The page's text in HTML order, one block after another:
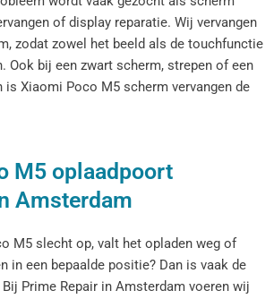
of display reparatie. Wij vervangen
zodat zowel het beeld als de touchfunctie
Ook bij een zwart scherm, strepen of een
is Xiaomi Poco M5 scherm vervangen de
M5 oplaadpoort
Amsterdam
M5 slecht op, valt het opladen weg of
in een bepaalde positie? Dan is vaak de
Prime Repair in Amsterdam voeren wij